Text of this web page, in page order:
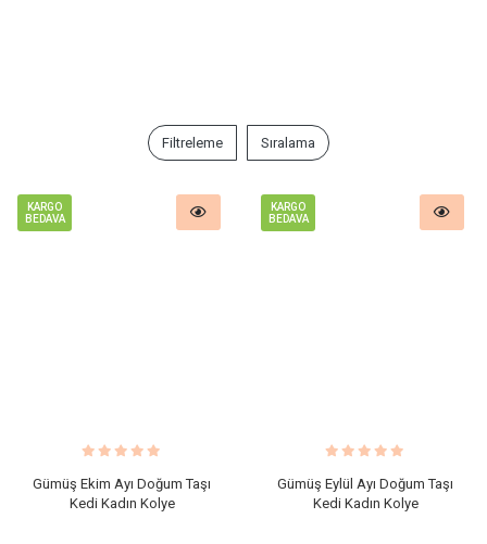
Filtreleme Sıralama
KARGO
BEDAVA
Gümüş Ekim Ayı Doğum Taşı
Kedi Kadın Kolye
KARGO
BEDAVA
Gümüş Eylül Ayı Doğum Taşı
Kedi Kadın Kolye